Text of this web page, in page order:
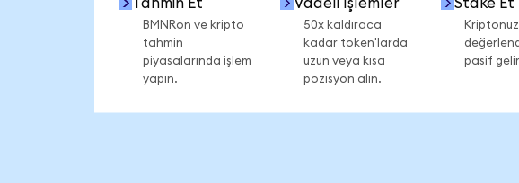
BMNRon ve kripto
tahmin
piyasalarında işlem
yapın.
50x kaldıraca
kadar token'larda
uzun veya kısa
pozisyon alın.
pasif